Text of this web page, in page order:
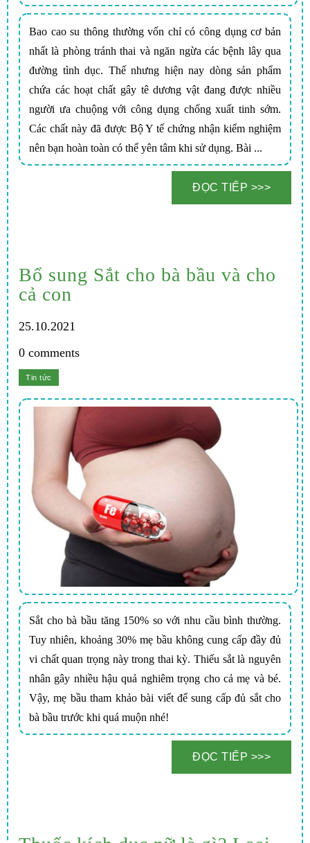
Bao cao su thông thường vốn chỉ có công dụng cơ bản
nhất là phòng tránh thai và ngăn ngừa các bệnh lây qua
đường tình dục. Thế nhưng hiện nay dòng sản phẩm
chứa các hoạt chất gây tê dương vật đang được nhiều
người ưa chuộng với công dụng chống xuất tinh sớm.
Các chất này đã được Bộ Y tế chứng nhận kiểm nghiệm
nên bạn hoàn toàn có thể yên tâm khi sử dụng. Bài ...
Bổ sung Sắt cho bà bầu và cho
cả con
25.10.2021
0 comments
Sắt cho bà bầu tăng 150% so với nhu cầu bình thường.
Tuy nhiên, khoảng 30% mẹ bầu không cung cấp đầy đủ
vi chất quan trọng này trong thai kỳ. Thiếu sắt là nguyên
nhân gây nhiều hậu quả nghiêm trọng cho cả mẹ và bé.
Vậy, mẹ bầu tham khảo bài viết để sung cấp đủ sắt cho
bà bầu trước khi quá muộn nhé!